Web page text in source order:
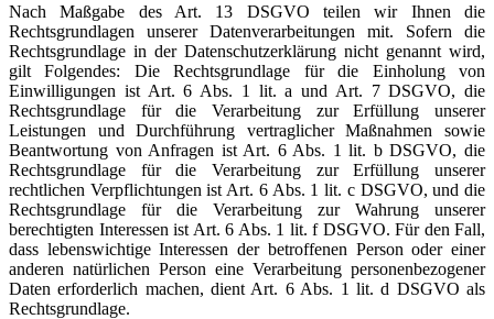
Nach Maßgabe des Art. 13 DSGVO teilen wir Ihnen die
Rechtsgrundlagen unserer Datenverarbeitungen mit. Sofern die
Rechtsgrundlage in der Datenschutzerklärung nicht genannt wird,
gilt Folgendes: Die Rechtsgrundlage für die Einholung von
Einwilligungen ist Art. 6 Abs. 1 lit. a und Art. 7 DSGVO, die
Rechtsgrundlage für die Verarbeitung zur Erfüllung unserer
Leistungen und Durchführung vertraglicher Maßnahmen sowie
Beantwortung von Anfragen ist Art. 6 Abs. 1 lit. b DSGVO, die
Rechtsgrundlage für die Verarbeitung zur Erfüllung unserer
rechtlichen Verpflichtungen ist Art. 6 Abs. 1 lit. c DSGVO, und die
Rechtsgrundlage für die Verarbeitung zur Wahrung unserer
berechtigten Interessen ist Art. 6 Abs. 1 lit. f DSGVO. Für den Fall,
dass lebenswichtige Interessen der betroffenen Person oder einer
anderen natürlichen Person eine Verarbeitung personenbezogener
Daten erforderlich machen, dient Art. 6 Abs. 1 lit. d DSGVO als
Rechtsgrundlage.